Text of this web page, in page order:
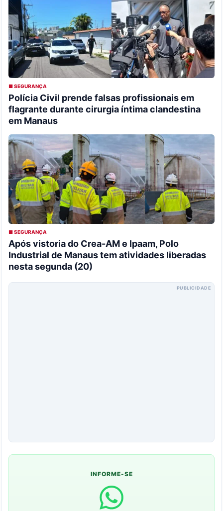
■ SEGURANÇA
Polícia Civil prende falsas profissionais em
flagrante durante cirurgia íntima clandestina
em Manaus
■ SEGURANÇA
Após vistoria do Crea-AM e Ipaam, Polo
Industrial de Manaus tem atividades liberadas
nesta segunda (20)
PUBLICIDADE
INFORME-SE